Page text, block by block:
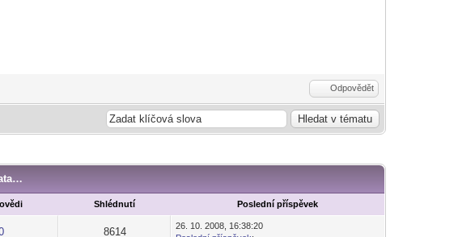
Odpovědět
Shlédnutí Poslední příspěvek
8614
26. 10. 2008, 16:38:20